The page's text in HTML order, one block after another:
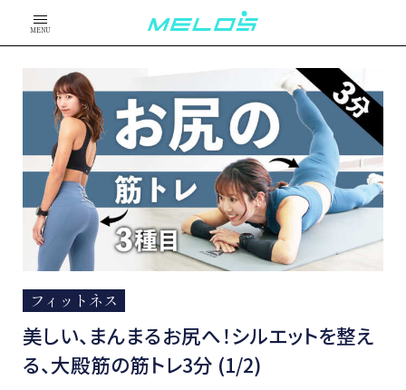
MENU
フィットネス
美しい、まんまるお尻へ！シルエットを整え
る、大殿筋の筋トレ3分 (1/2)